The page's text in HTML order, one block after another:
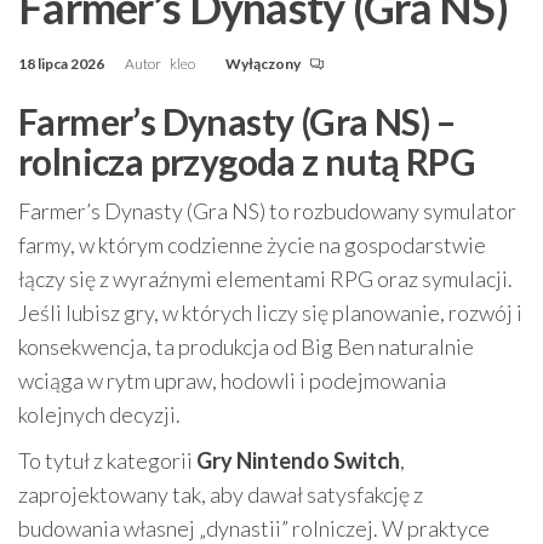
18 lipca 2026 Autor kleo Wyłączony
Farmer’s Dynasty (Gra NS) –
rolnicza przygoda z nutą RPG
Farmer’s Dynasty (Gra NS) to rozbudowany symulator
farmy, w którym codzienne życie na gospodarstwie
łączy się z wyraźnymi elementami RPG oraz symulacji.
Jeśli lubisz gry, w których liczy się planowanie, rozwój i
konsekwencja, ta produkcja od Big Ben naturalnie
wciąga w rytm upraw, hodowli i podejmowania
kolejnych decyzji.
To tytuł z kategorii Gry Nintendo Switch,
zaprojektowany tak, aby dawał satysfakcję z
budowania własnej „dynastii” rolniczej. W praktyce